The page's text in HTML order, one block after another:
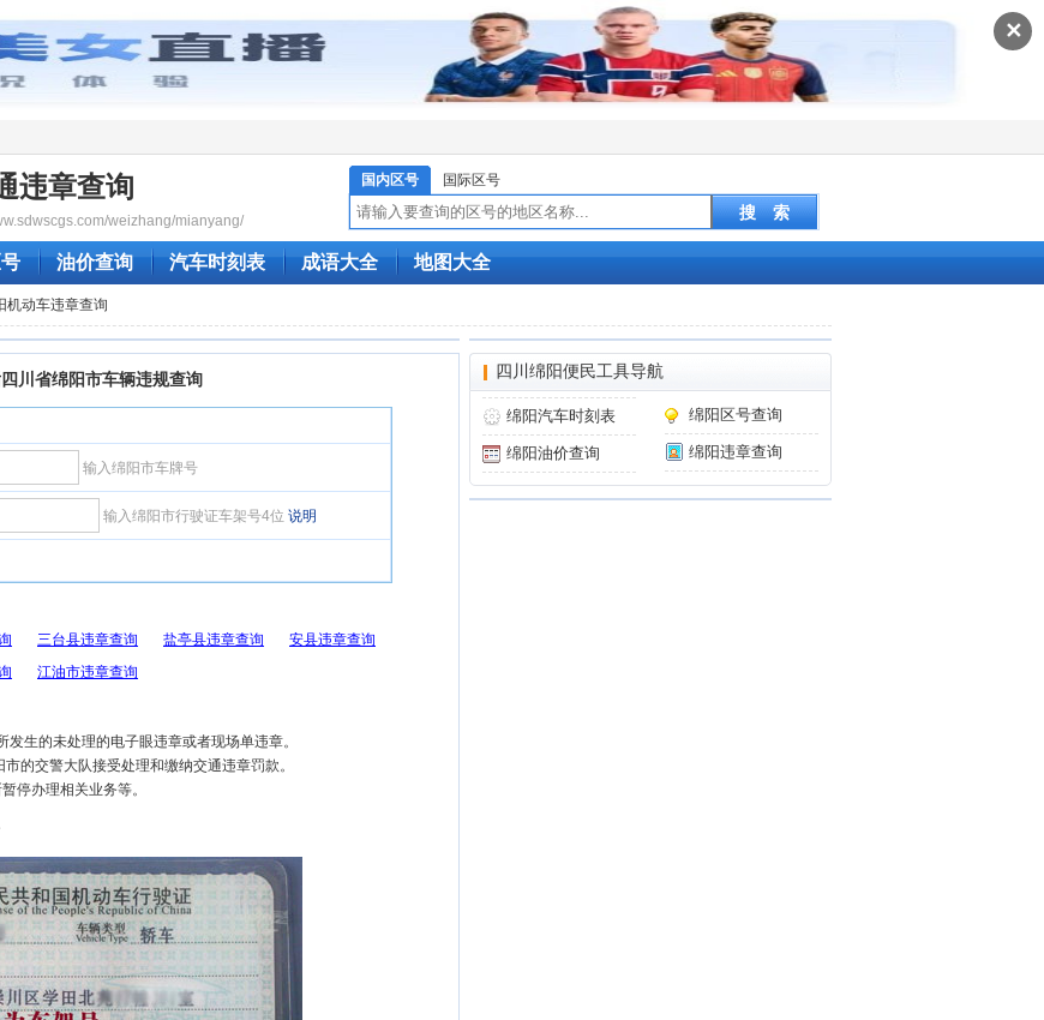
✕
违章查询
weizhang/mianyang/
国内区号 国际区号
油价查询 汽车时刻表 成语大全 地图大全
机动车违章查询
川省绵阳市车辆违规查询
输入绵阳市车牌号
输入绵阳市行驶证车架号4位 说明
三台县违章查询 盐亭县违章查询
安县违章查询
江油市违章查询
生的未处理的电子眼违章或者现场单违章。
的交警大队接受处理和缴纳交通违章罚款。
停办理相关业务等。
四川绵阳便民工具导航
绵阳区号查询
绵阳汽车时刻表
绵阳违章查询
绵阳油价查询